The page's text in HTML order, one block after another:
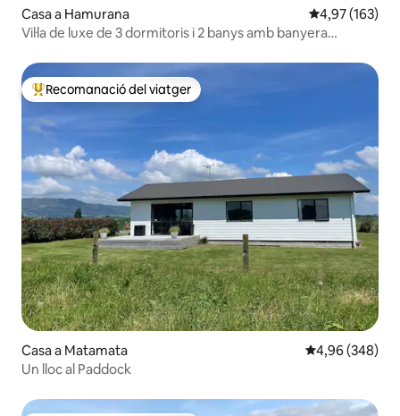
Casa a Hamurana 4,97 de
4,97 (163)
Vil·la de luxe de 3 dormitoris i 2 banys amb banyera
Principals recomanacions dels viatgers
Recomanació del viatger
Casa a Matamata 4,96 de
4,96 (348)
Un lloc al Paddock